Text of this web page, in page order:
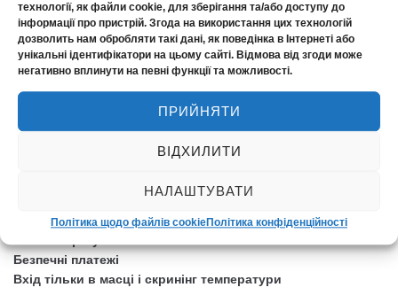
технології, як файли cookie, для зберігання та/або доступу до
інформації про пристрій. Згода на використання цих технологій
дозволить нам обробляти такі дані, як поведінка в Інтернеті або
унікальні ідентифікатори на цьому сайті. Відмова від згоди може
негативно вплинути на певні функції та можливості.
ПРИЙНЯТИ
ВІДХИЛИТИ
НАЛАШТУВАТИ
Політика щодо файлів cookieПолітика конфіденційності
EDAC
Ensuria
NOVA Assistance
БЕЗПЕКА КЛІЄНТІВ
Безпечні платежі
Вхід тільки в масці і скринінг температури